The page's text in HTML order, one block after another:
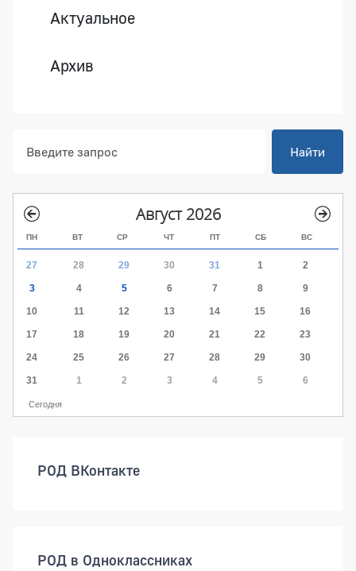
Актуальное
Архив
Найти
Август 2026
ПН ВТ СР ЧТ ПТ СБ ВС
27 28 29 30 31 1 2
3 4 5 6 7 8 9
10 11 12 13 14 15 16
17 18 19 20 21 22 23
24 25 26 27 28 29 30
31 1 2 3 4 5 6
Сегодня
РОД ВКонтакте
РОД в Одноклассниках